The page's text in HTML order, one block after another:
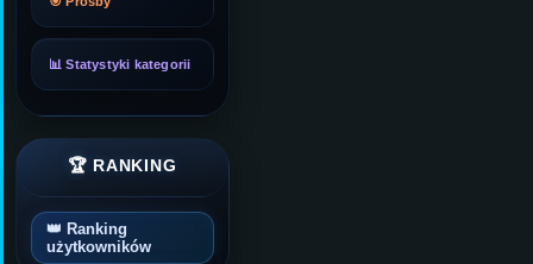
📊 Statystyki kategorii
🏆 RANKING
👑 Ranking
użytkowników